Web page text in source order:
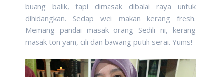
buang balik, tapi dimasak dibalai raya untuk
dihidangkan. Sedap wei makan kerang fresh.
Memang pandai masak orang Sedili ni, kerang
masak ton yam, cili dan bawang putih serai. Yums!